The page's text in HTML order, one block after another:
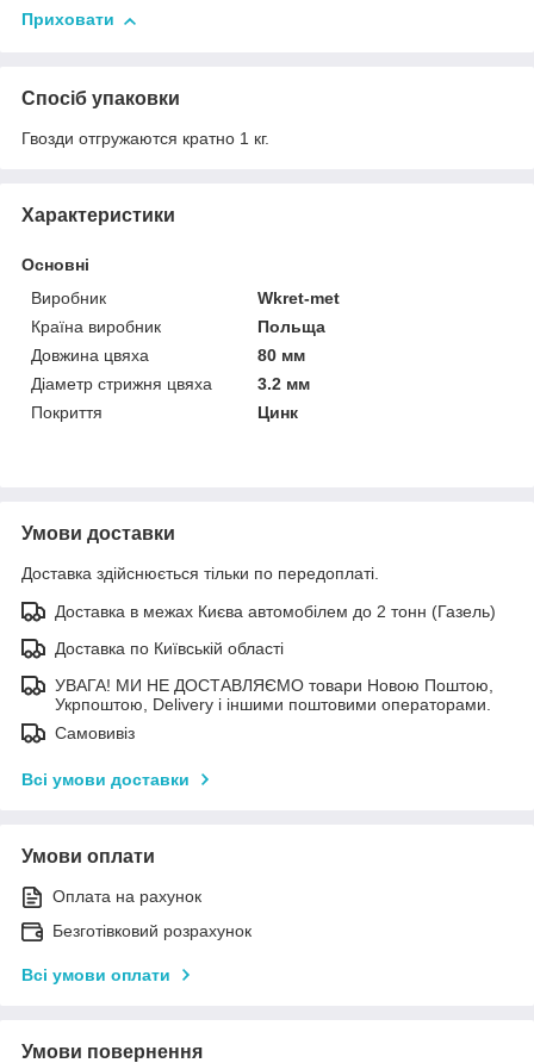
Приховати
Спосіб упаковки
Гвозди отгружаются кратно 1 кг.
Характеристики
Основні
Виробник
Wkret-met
Країна виробник
Польща
Довжина цвяха
80 мм
Діаметр стрижня цвяха
3.2 мм
Покриття
Цинк
Умови доставки
Доставка здійснюється тільки по передоплаті.
Доставка в межах Києва автомобілем до 2 тонн (Газель)
Доставка по Київській області
УВАГА! МИ НЕ ДОСТАВЛЯЄМО товари Новою Поштою,
Укрпоштою, Delivery і іншими поштовими операторами.
Самовивіз
Всі умови доставки
Умови оплати
Оплата на рахунок
Безготівковий розрахунок
Всі умови оплати
Умови повернення